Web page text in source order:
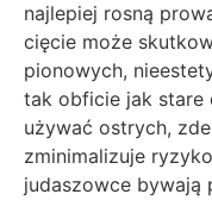
najlepiej rosną
cięcie może
pionowych,
tak obficie jak stare
używać ostrych,
zminimalizuje
judaszowce bywają